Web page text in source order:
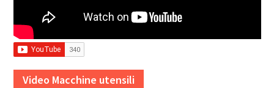
Video Macchine utensili